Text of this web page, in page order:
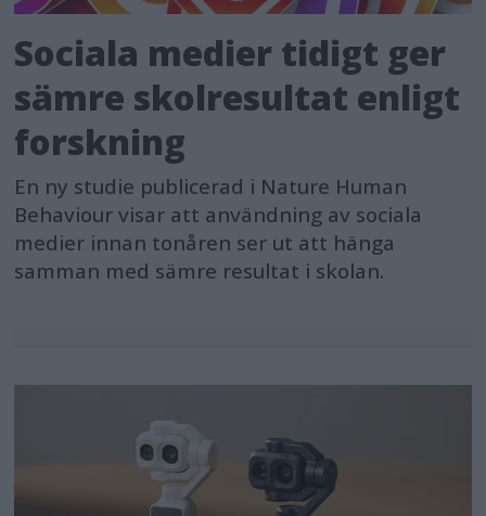
Sociala medier tidigt ger
sämre skolresultat enligt
forskning
En ny studie publicerad i Nature Human
Behaviour visar att användning av sociala
medier innan tonåren ser ut att hänga
samman med sämre resultat i skolan.